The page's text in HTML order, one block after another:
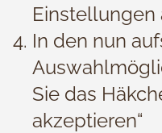
Einstellungen
In den nun
Sie das
akzeptieren“